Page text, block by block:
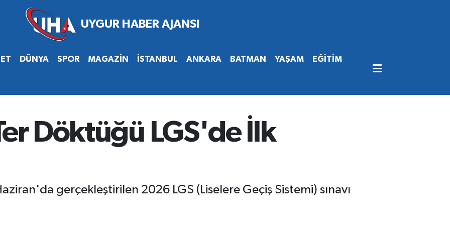
DÜNYA SPOR MAGAZİN İSTANBUL ANKARA BATMAN YAŞAM EĞİTİM
Döktüğü LGS'de İlk
gerçekleştirilen 2026 LGS (Liselere Geçiş Sistemi) sınavı